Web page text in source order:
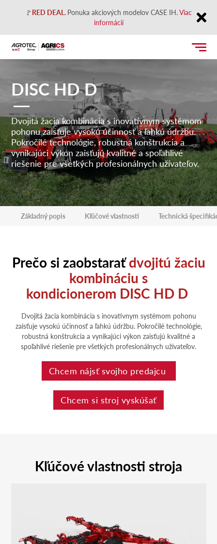
🚩RED DEAL. Ponuka akciových modelov CASE IH.Viac
informácií
Close
DISC HD D
Dvojitá žacia kombinácia s inovatívnym systémom
pohonu zaisťuje vysokú účinnosť a ľahkú údržbu.
Pokročilé technológie, robustná konštrukcia a
vynikajúci výkon zaisťujú kvalitné a spoľahlivé
riešenie pre všetkých profesionálnych užívateľov.
Základný popis Kľúčové vlastnosti Technická
Prečo si zaobstaraťdvojitú žaciu
kombináciu s
kondicionerom DISC HD D
Dvojitá žacia kombinácia s inovatívnym systémom pohonu
zaisťuje vysokú účinnosť a ľahkú údržbu. Pokročilé technológie,
robustná konštrukcia a vynikajúci výkon zaisťujú kvalitné a
spoľahlivé riešenie pre všetkých profesionálnych užívateľov.
Chcem nájsť svojho predajcu
Chcem si stroj vyskúšať
Kľúčové vlastnosti stroja